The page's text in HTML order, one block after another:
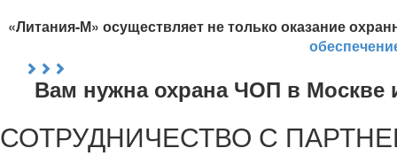
«Литания-М» осуществляет не только оказание
Вам нужна охрана ЧОП в Москве
СОТРУДНИЧЕСТВО С